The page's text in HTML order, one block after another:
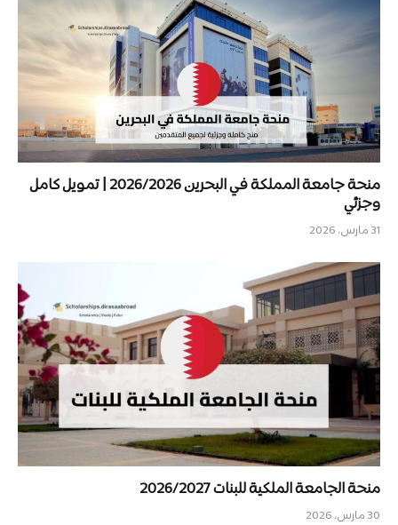
منحة جامعة المملكة في البحرين 2026/2026 | تمويل كامل
وجزئي
31 مارس، 2026
منحة الجامعة الملكية للبنات 2026/2027
30 مارس، 2026